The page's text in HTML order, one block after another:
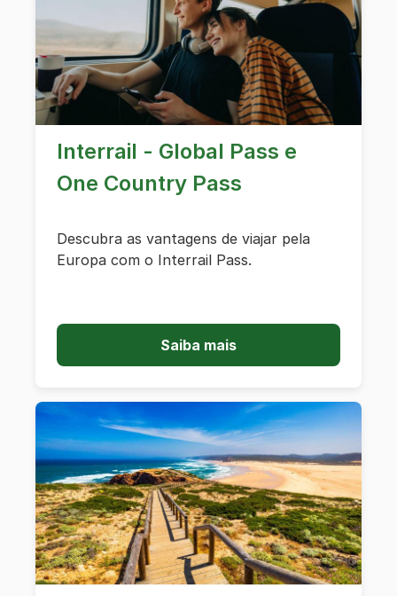
Interrail - Global Pass e
One Country Pass
Descubra as vantagens de viajar pela
Europa com o Interrail Pass.
Saiba mais